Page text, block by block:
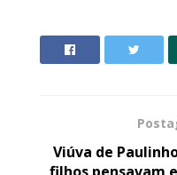
Viúva de